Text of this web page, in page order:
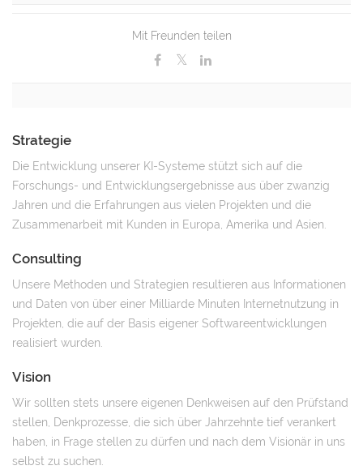
Mit Freunden teilen
Strategie
Die Entwicklung unserer KI-Systeme stützt sich auf die
Forschungs- und Entwicklungsergebnisse aus über zwanzig
Jahren und die Erfahrungen aus vielen Projekten und die
Zusammenarbeit mit Kunden in Europa, Amerika und Asien.
Consulting
Unsere Methoden und Strategien resultieren aus Informationen
und Daten von über einer Milliarde Minuten Internetnutzung in
Projekten, die auf der Basis eigener Softwareentwicklungen
realisiert wurden.
Vision
Wir sollten stets unsere eigenen Denkweisen auf den Prüfstand
stellen, Denkprozesse, die sich über Jahrzehnte tief verankert
haben, in Frage stellen zu dürfen und nach dem Visionär in uns
selbst zu suchen.